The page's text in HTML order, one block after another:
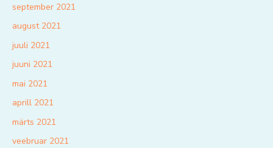
september 2021
august 2021
juuli 2021
juuni 2021
mai 2021
aprill 2021
märts 2021
veebruar 2021